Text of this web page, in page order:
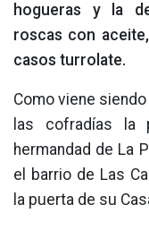
hogueras y la
roscas con
casos turrolate.
Como viene
las cofradías la
hermandad de La
el barrio de Las
la puerta de su